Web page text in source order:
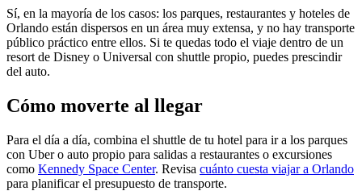
Sí, en la mayoría de los casos: los parques, restaurantes y hoteles de
Orlando están dispersos en un área muy extensa, y no hay transporte
público práctico entre ellos. Si te quedas todo el viaje dentro de un
resort de Disney o Universal con shuttle propio, puedes prescindir
del auto.
Cómo moverte al llegar
Para el día a día, combina el shuttle de tu hotel para ir a los parques
con Uber o auto propio para salidas a restaurantes o excursiones
como Kennedy Space Center. Revisa cuánto cuesta viajar a Orlando
para planificar el presupuesto de transporte.